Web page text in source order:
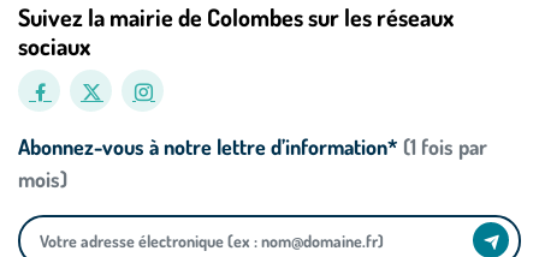
Suivez la mairie de Colombes sur les réseaux
sociaux
Abonnez-vous à notre lettre d’information* (1 fois par
mois)